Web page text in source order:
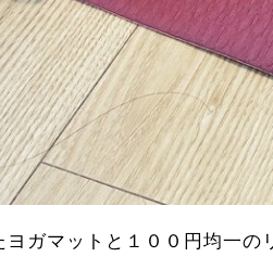
ガマットと１００円均一の